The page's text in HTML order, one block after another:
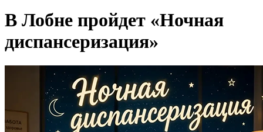
В Лобне пройдет «Ночная
диспансеризация»